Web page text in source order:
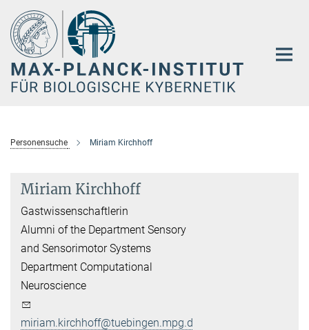
Hauptinhalt
Personensuche Miriam Kirchhoff
Miriam Kirchhoff
Gastwissenschaftlerin
Alumni of the Department Sensory
and Sensorimotor Systems
Department Computational
Neuroscience
miriam.kirchhoff@tuebingen.mpg.de